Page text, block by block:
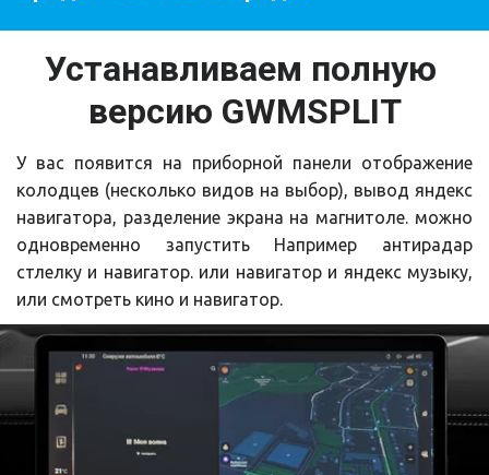
Устанавливаем полную
версию GWMSPLIT
У вас появится на приборной панели отображение
колодцев (несколько видов на выбор), вывод яндекс
навигатора, разделение экрана на магнитоле. можно
одновременно запустить Например антирадар
стлелку и навигатор. или навигатор и яндекс музыку,
или смотреть кино и навигатор.